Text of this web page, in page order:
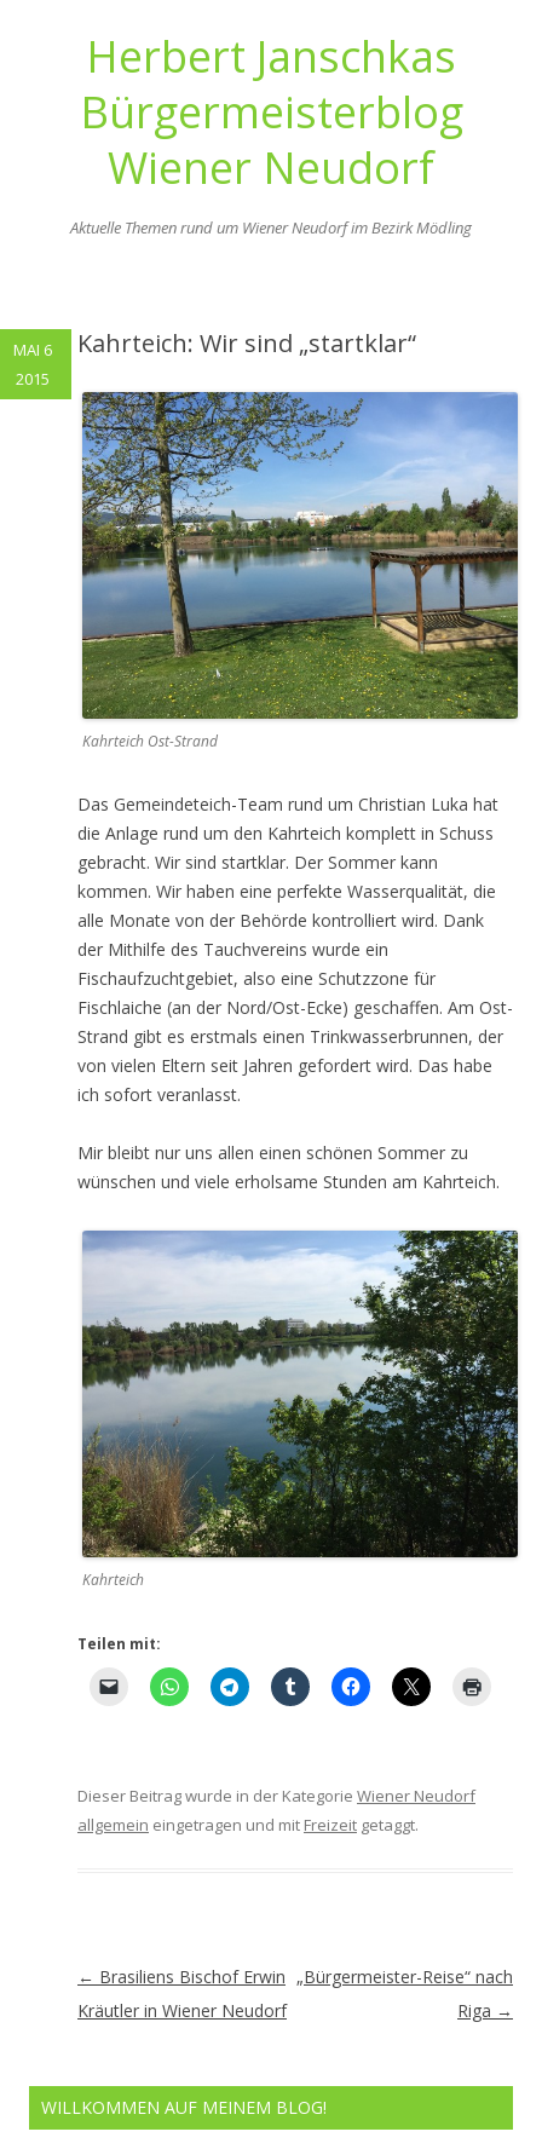
Herbert Janschkas
Bürgermeisterblog
Wiener Neudorf
Aktuelle Themen rund um Wiener Neudorf im Bezirk Mödling
Kahrteich: Wir sind „startklar“
Kahrteich Ost-Strand
Das Gemeindeteich-Team rund um Christian Luka hat
die Anlage rund um den Kahrteich komplett in Schuss
gebracht. Wir sind startklar. Der Sommer kann
kommen. Wir haben eine perfekte Wasserqualität, die
alle Monate von der Behörde kontrolliert wird. Dank
der Mithilfe des Tauchvereins wurde ein
Fischaufzuchtgebiet, also eine Schutzzone für
Fischlaiche (an der Nord/Ost-Ecke) geschaffen. Am Ost-
Strand gibt es erstmals einen Trinkwasserbrunnen, der
von vielen Eltern seit Jahren gefordert wird. Das habe
ich sofort veranlasst.
Mir bleibt nur uns allen einen schönen Sommer zu
wünschen und viele erholsame Stunden am Kahrteich.
Kahrteich
Teilen mit:
Dieser Beitrag wurde in der Kategorie Wiener Neudorf
allgemein eingetragen und mit Freizeit getaggt.
MAI 6
2015
Artikel-
Navigation
← Brasiliens Bischof Erwin
Kräutler in Wiener Neudorf
„Bürgermeister-Reise“ nach
Riga →
WILLKOMMEN AUF MEINEM BLOG!